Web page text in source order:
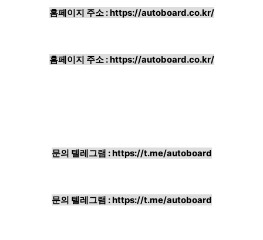
홈페이지 주소 :https://autoboard.co.kr/
홈페이지 주소 :https://autoboard.co.kr/
문의 텔레그램 :https://t.me/autoboard
문의 텔레그램 :https://t.me/autoboard